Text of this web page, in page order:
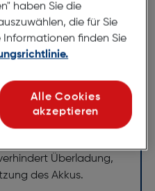
alle Kameras &
über 180 Akkus,
Alle Akkus
Schutzschaltung
der
Überladung,
des Akkus.
haben Sie die
die für Sie
Informationen finden Sie
Alle Cookies
akzeptieren